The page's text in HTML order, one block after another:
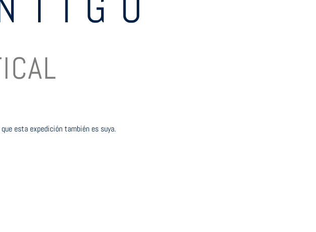
esta expedición también es suya.